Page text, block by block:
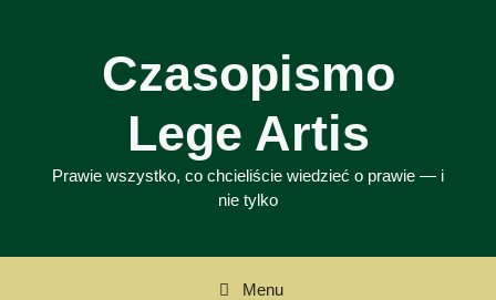
Czasopismo
Lege Artis
Prawie wszystko, co chcieliście wiedzieć o prawie — i
nie tylko
Menu